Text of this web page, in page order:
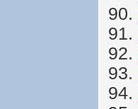
90.
91.
92.
93.
94.